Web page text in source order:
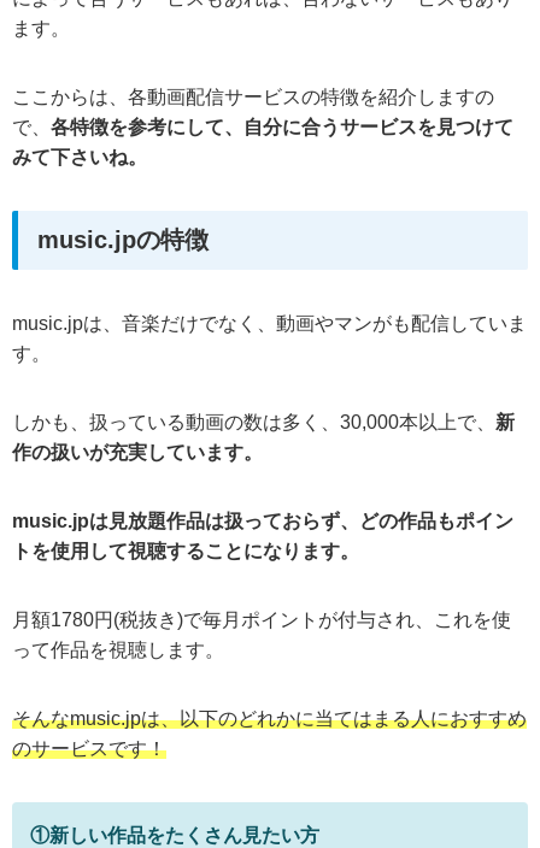
ます。
ここからは、各動画配信サービスの特徴を紹介しますの
で、 各特徴を参考にして、自分に合うサービスを見つけて
みて下さいね。
music.jpの特徴
music.jpは、音楽だけでなく、動画やマンがも配信していま
す。
しかも、扱っている動画の数は多く、30,000本以上で、 新
作の扱いが充実しています。
music.jpは見放題作品は扱っておらず、どの作品もポイン
トを使用して視聴することになります。
月額1780円(税抜き)で毎月ポイントが付与され、これを使
って作品を視聴します。
そんなmusic.jpは、以下のどれかに当てはまる人におすすめ
のサービスです！
①新しい作品をたくさん見たい方